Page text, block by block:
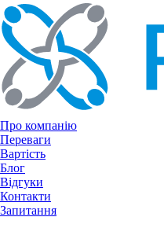
Про компанію
Переваги
Вартість
Блог
Відгуки
Контакти
Запитання